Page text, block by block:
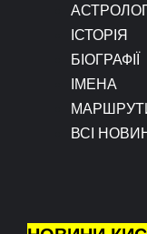
ІСТОРІЯ
БІОГРАФІЇ
ІМЕНА
ВСІ